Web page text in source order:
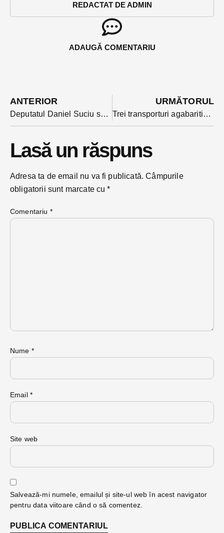
REDACTAT DE ADMIN
ADAUGĂ COMENTARIU
ANTERIOR
Deputatul Daniel Suciu spune că prefectura BN va rămâne la PSD și după rotativă. Cum arată profilul viitorului prefect după vicele Camerei Deputaților
URMĂTORUL
Trei transporturi agabaritice cu destinația Beclean din vama Borș vor tranzita DN 17
Lasă un răspuns
Adresa ta de email nu va fi publicată. Câmpurile
obligatorii sunt marcate cu*
Comentariu *
Nume *
Email *
Site web
Salvează-mi numele, emailul și site-ul web în acest navigator
pentru data viitoare când o să comentez.